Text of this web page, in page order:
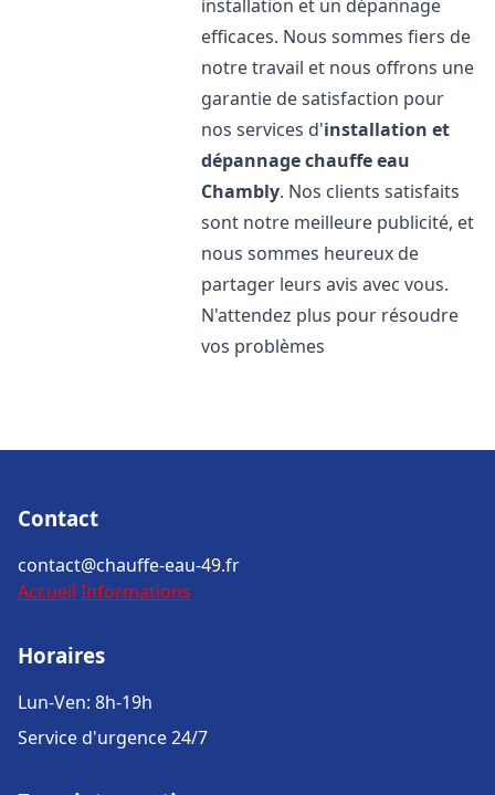
installation et un dépannage
efficaces. Nous sommes fiers de
notre travail et nous offrons une
garantie de satisfaction pour
nos services d'installation et
dépannage chauffe eau
Chambly. Nos clients satisfaits
sont notre meilleure publicité, et
nous sommes heureux de
partager leurs avis avec vous.
N'attendez plus pour résoudre
vos problèmes
Contact
contact@chauffe-eau-49.fr
Accueil Informations
Horaires
Lun-Ven: 8h-19h
Service d'urgence 24/7